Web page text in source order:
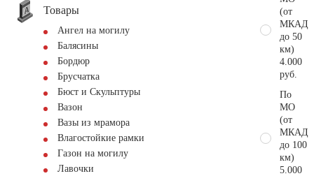
Товары
Ангел на могилу
Балясины
Бордюр
Брусчатка
Бюст и Скульптуры
Вазон
Вазы из мрамора
Влагостойкие рамки
Газон на могилу
Лавочки
(от
МКАД
до 50
км)
4.000
руб.
По
МО
(от
МКАД
до 100
км)
5.000